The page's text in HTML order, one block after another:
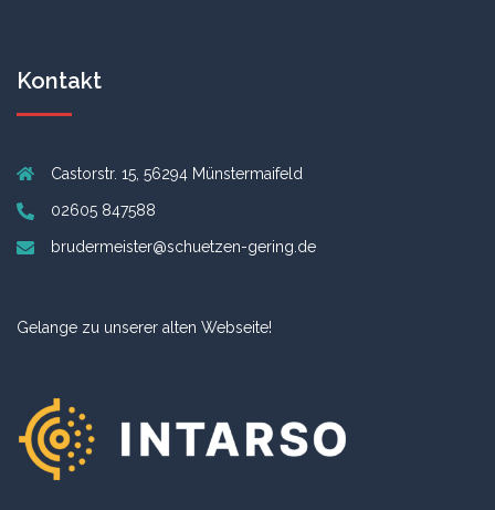
Kontakt
Castorstr. 15, 56294 Münstermaifeld
02605 847588
brudermeister@schuetzen-gering.de
Gelange zu unserer alten Webseite!